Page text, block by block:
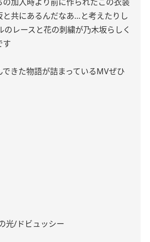
と共にあるんだなあ…と考えたりし
のレースと花の刺繍が乃木坂らしく
す
きた物語が詰まっているMVぜひ
光/ドビュッシー